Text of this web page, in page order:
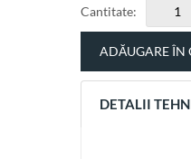
Cantitate:
DETALII